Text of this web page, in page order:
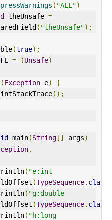
( "ALL")
theUnsafe =
( "theUnsafe");
(true);
UNSAFE
= (Unsafe)
(Exception e)
{
();
main(String [] args)
,
( "e:int
(TypeSequence. class
( "g:double
(TypeSequence. class
( "h:long